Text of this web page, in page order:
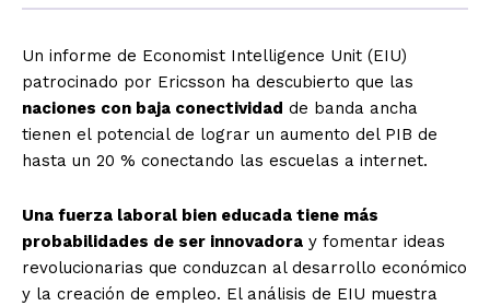
Un informe de Economist Intelligence Unit (EIU)
patrocinado por Ericsson ha descubierto que las
naciones con baja conectividad de banda ancha
tienen el potencial de lograr un aumento del PIB de
hasta un 20 % conectando las escuelas a internet.
Una fuerza laboral bien educada tiene más
probabilidades de ser innovadora y fomentar ideas
revolucionarias que conduzcan al desarrollo económico
y la creación de empleo. El análisis de EIU muestra